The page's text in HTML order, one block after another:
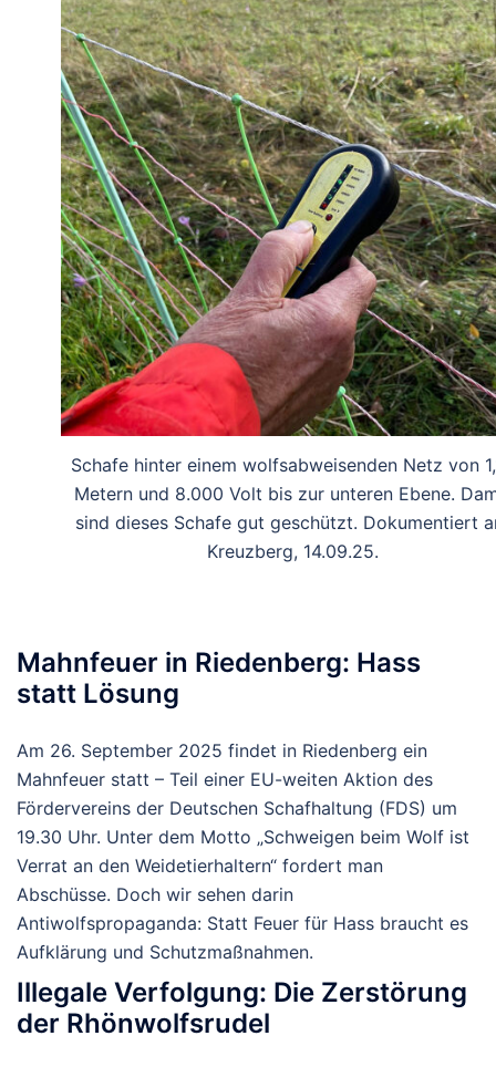
Schafe hinter einem wolfsabweisenden Netz von
Metern und 8.000 Volt bis zur unteren Ebene.
sind dieses Schafe gut geschützt. Dokumentiert
Kreuzberg, 14.09.25.
Mahnfeuer in Riedenberg: Hass
statt Lösung
Am 26. September 2025 findet in Riedenberg ein
Mahnfeuer statt – Teil einer EU-weiten Aktion des
Fördervereins der Deutschen Schafhaltung (FDS) um
19.30 Uhr. Unter dem Motto „Schweigen beim Wolf ist
Verrat an den Weidetierhaltern“ fordert man
Abschüsse. Doch wir sehen darin
Antiwolfspropaganda: Statt Feuer für Hass braucht es
Aufklärung und Schutzmaßnahmen.
Illegale Verfolgung: Die Zerstörung
der Rhönwolfsrudel